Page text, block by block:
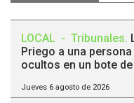
LOCAL - Tribunales.
Priego a una
ocultos en un bote
Jueves 6 agosto de 2026